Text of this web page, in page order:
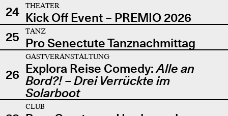
24
THEATER
Kick Off Event – PREMIO 2026
25
TANZ
Pro Senectute Tanznachmittag
26
GASTVERANSTALTUNG
Explora Reise Comedy:Alle an
Bord?! – Drei Verrückte im
Solarboot
CLUB